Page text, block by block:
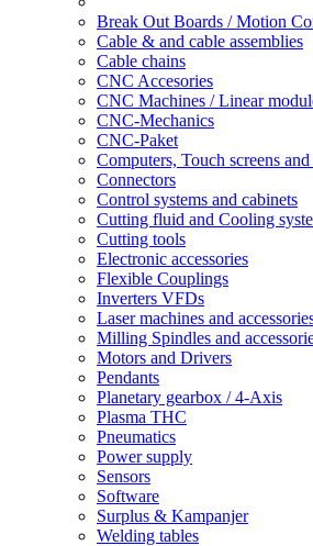
Break Out Boards / Motion
Cable & and cable assemblies
Cable chains
CNC Accesories
CNC Machines / Linear
CNC-Mechanics
CNC-Paket
Computers, Touch screens and
Connectors
Control systems and cabinets
Cutting fluid and Cooling
Cutting tools
Electronic accessories
Flexible Couplings
Inverters VFDs
Laser machines and
Milling Spindles and
Motors and Drivers
Pendants
Planetary gearbox / 4-Axis
Plasma THC
Pneumatics
Power supply
Sensors
Software
Surplus & Kampanjer
Welding tables